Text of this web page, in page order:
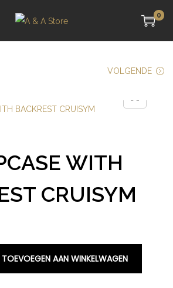
0
VOLGENDE
WITH
CRUISYM
TOEVOEGEN AAN WINKELWAGEN